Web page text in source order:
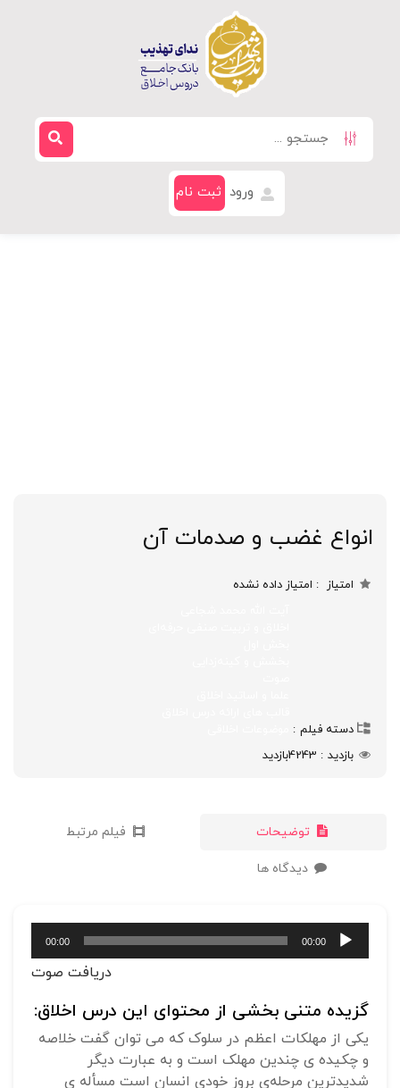
ورود ثبت نام
انواع غضب و صدمات آن
امتیاز امتیاز داده نشده
دسته فیلم
بازدید
4243بازدید
توضیحات فیلم مرتبط
دیدگاه ها
پخش‌کننده
صوت
00:00
00:00
دریافت صوت
گزیده متنی بخشی از محتوای این درس اخلاق:
یکی از مهلکات اعظم در سلوک که می توان گفت خلاصه
و چکیده ی چندین مهلک است و به عبارت دیگر
شدیدترین مرحله‌ی بروز خودی انسان است مسأله ی